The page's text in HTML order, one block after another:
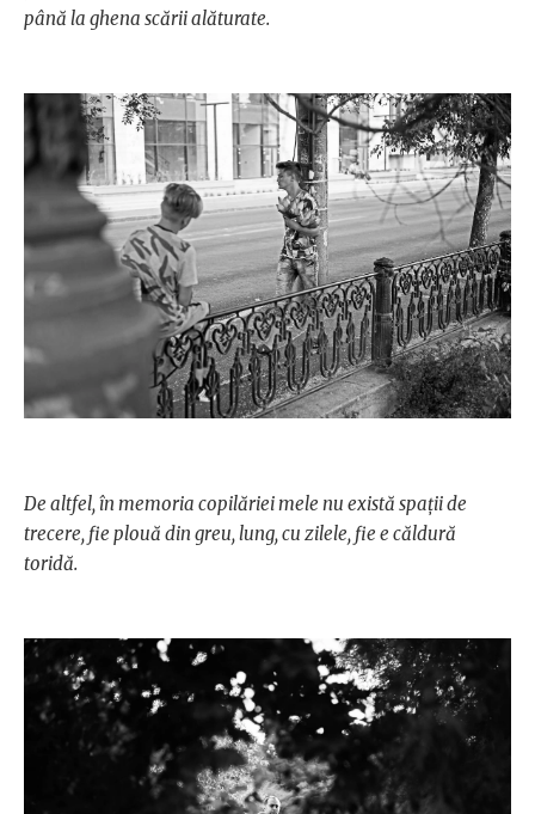
până la ghena scării alăturate.
De altfel, în memoria copilăriei mele nu există spaţii de
trecere, fie plouă din greu, lung, cu zilele, fie e căldură
toridă.